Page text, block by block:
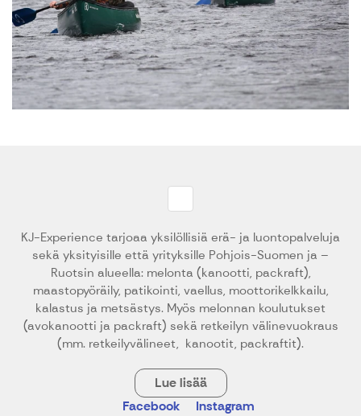
KJ-Experience tarjoaa yksilöllisiä erä- ja luontopalveluja
sekä yksityisille että yrityksille Pohjois-Suomen ja –
Ruotsin alueella: melonta (kanootti, packraft),
maastopyöräily, patikointi, vaellus, moottorikelkkailu,
kalastus ja metsästys. Myös melonnan koulutukset
(avokanootti ja packraft) sekä retkeilyn välinevuokraus
(mm. retkeilyvälineet, kanootit, packraftit).
Lue lisää
Facebook
Instagram